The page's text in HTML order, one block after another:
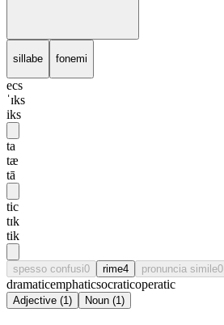
sillabe fonemi
ecs
ˈɪks
iks
ta
tæ
tā
tic
tɪk
tik
spesso confusi0 rime4 pronuncia simile0
dramaticemphaticsocraticoperatic
Adjective (1) Noun (1)